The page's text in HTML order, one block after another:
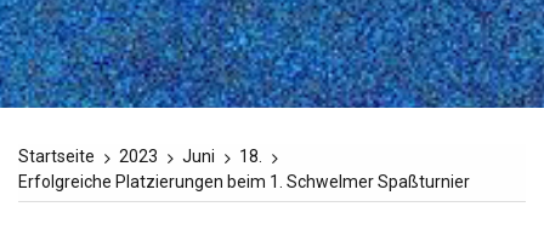
Startseite 2023 Juni
18.
Erfolgreiche Platzierungen beim 1. Schwelmer Spaßturnier